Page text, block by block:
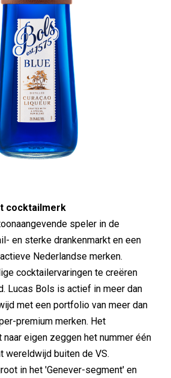
cocktailmerk
speler in de
en sterke drankenmarkt en een
Nederlandse merken.
cocktailervaringen te creëren
Lucas Bols is actief in meer dan
met een portfolio van meer dan
premium merken. Het
eigen zeggen het nummer één
wereldwijd buiten de VS.
in het 'Genever-segment' en